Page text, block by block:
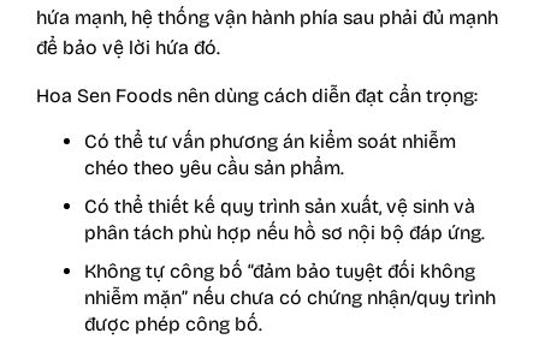
hứa mạnh, hệ thống vận hành phía sau phải đủ mạnh
để bảo vệ lời hứa đó.
Hoa Sen Foods nên dùng cách diễn đạt cẩn trọng:
Có thể tư vấn phương án kiểm soát nhiễm
chéo theo yêu cầu sản phẩm.
Có thể thiết kế quy trình sản xuất, vệ sinh và
phân tách phù hợp nếu hồ sơ nội bộ đáp ứng.
Không tự công bố “đảm bảo tuyệt đối không
nhiễm mặn” nếu chưa có chứng nhận/quy trình
được phép công bố.